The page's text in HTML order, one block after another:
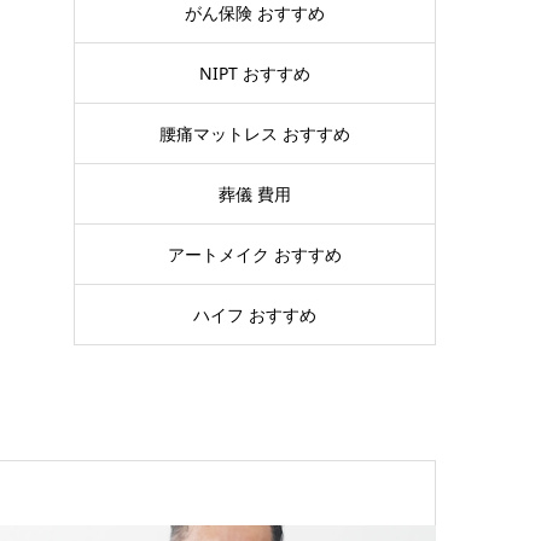
がん保険 おすすめ
NIPT おすすめ
腰痛マットレス おすすめ
葬儀 費用
アートメイク おすすめ
ハイフ おすすめ